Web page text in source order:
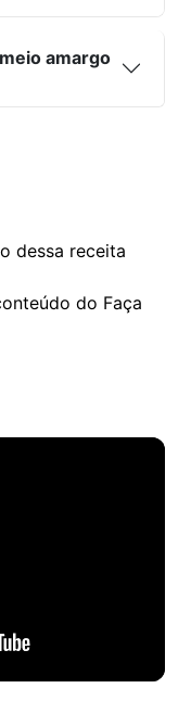
amargo
dessa receita
do Faça